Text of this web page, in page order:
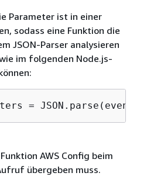
Parameter ist in einer
sodass eine Funktion die
JSON-Parser analysieren
im folgenden Node.js-
=
AWS Config beim
übergeben muss.